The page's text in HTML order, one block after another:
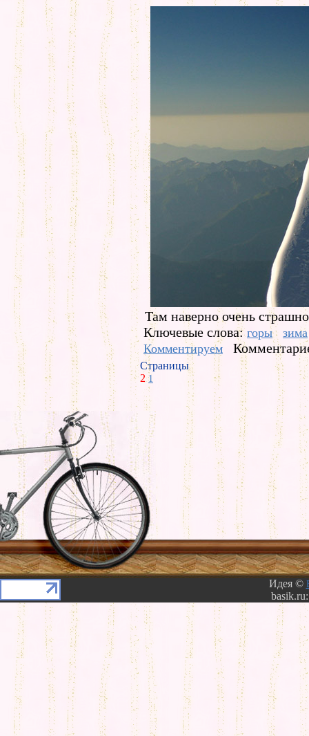
Там наверно очень
Ключевые слова:горы
зима
Комментируем
Страницы
2 1
Идея ©